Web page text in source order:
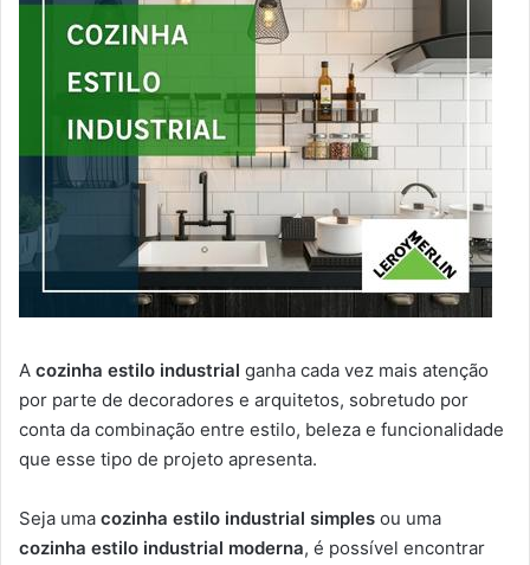
A cozinha estilo industrial ganha cada vez mais atenção
por parte de decoradores e arquitetos, sobretudo por
conta da combinação entre estilo, beleza e funcionalidade
que esse tipo de projeto apresenta.
Seja uma cozinha estilo industrial simples ou uma
cozinha estilo industrial moderna, é possível encontrar